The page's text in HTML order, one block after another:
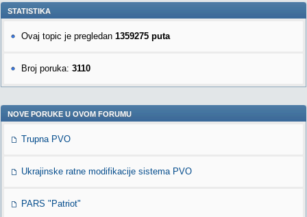
STATISTIKA
Ovaj topic je pregledan 1359275 puta
Broj poruka: 3110
NOVE PORUKE U OVOM FORUMU
Trupna PVO
Ukrajinske ratne modifikacije sistema PVO
PARS "Patriot"